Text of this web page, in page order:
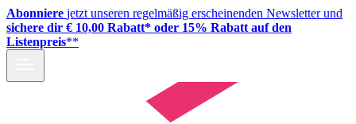
Abonniere jetzt unseren regelmäßig erscheinenden Newsletter und
sichere dir € 10,00 Rabatt* oder 15% Rabatt auf den
Listenpreis**